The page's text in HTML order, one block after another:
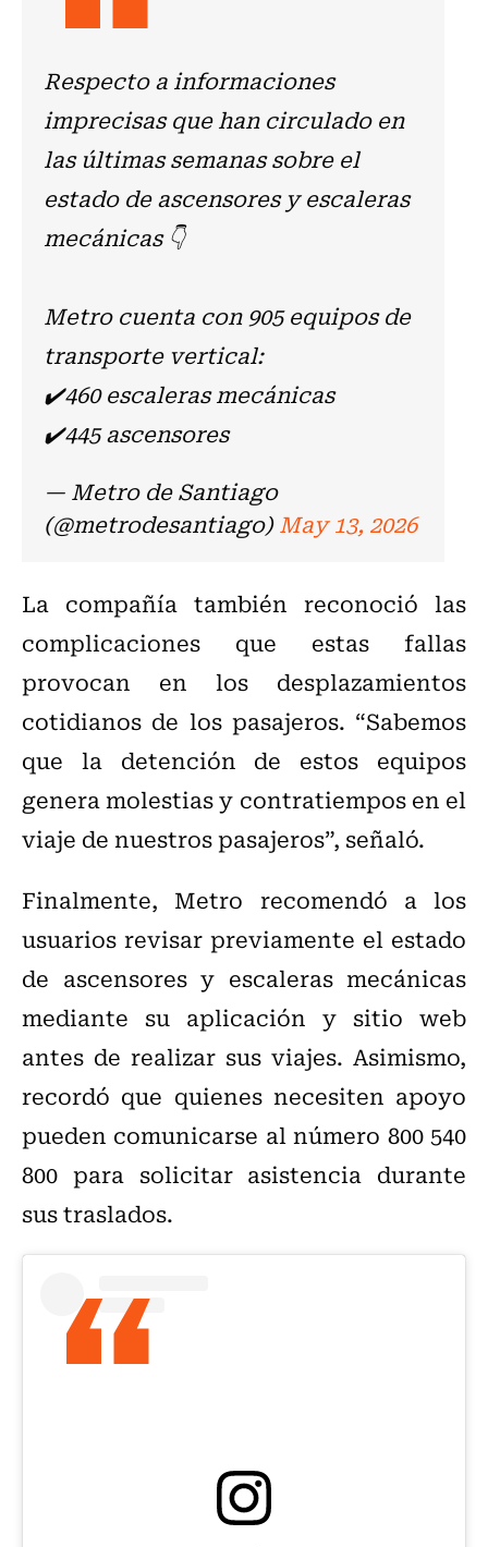
Respecto a informaciones
imprecisas que han circulado en
las últimas semanas sobre el
estado de ascensores y escaleras
mecánicas 👇
Metro cuenta con 905 equipos de
transporte vertical:
✔️460 escaleras mecánicas
✔️445 ascensores
— Metro de Santiago
(@metrodesantiago)May 13, 2026
La compañía también reconoció las
complicaciones que estas fallas
provocan en los desplazamientos
cotidianos de los pasajeros. “Sabemos
que la detención de estos equipos
genera molestias y contratiempos en el
viaje de nuestros pasajeros”, señaló.
Finalmente, Metro recomendó a los
usuarios revisar previamente el estado
de ascensores y escaleras mecánicas
mediante su aplicación y sitio web
antes de realizar sus viajes. Asimismo,
recordó que quienes necesiten apoyo
pueden comunicarse al número 800 540
800 para solicitar asistencia durante
sus traslados.